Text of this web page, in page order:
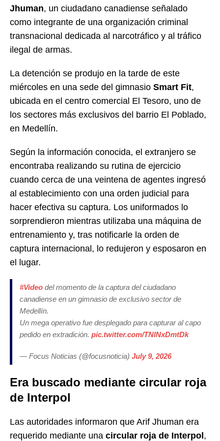
Jhuman, un ciudadano canadiense señalado
como integrante de una organización criminal
transnacional dedicada al narcotráfico y al tráfico
ilegal de armas.
La detención se produjo en la tarde de este
miércoles en una sede del gimnasio Smart Fit,
ubicada en el centro comercial El Tesoro, uno de
los sectores más exclusivos del barrio El Poblado,
en Medellín.
Según la información conocida, el extranjero se
encontraba realizando su rutina de ejercicio
cuando cerca de una veintena de agentes ingresó
al establecimiento con una orden judicial para
hacer efectiva su captura. Los uniformados lo
sorprendieron mientras utilizaba una máquina de
entrenamiento y, tras notificarle la orden de
captura internacional, lo redujeron y esposaron en
el lugar.
#Video del momento de la captura del ciudadano
canadiense en un gimnasio de exclusivo sector de
Medellín.
Un mega operativo fue desplegado para capturar al capo
pedido en extradición. pic.twitter.com/TNlNxDmtDk
— Focus Noticias (@focusnoticia) July 9, 2026
Era buscado mediante circular roja
de Interpol
Las autoridades informaron que Arif Jhuman era
requerido mediante una circular roja de Interpol,